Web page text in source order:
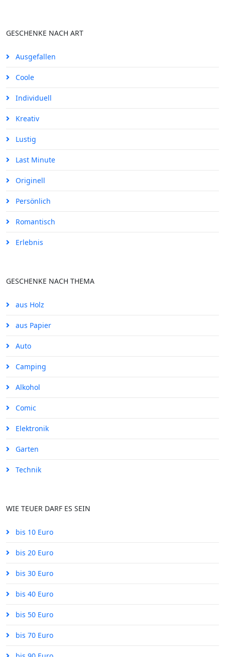
GESCHENKE NACH ART
Ausgefallen
Coole
Individuell
Kreativ
Lustig
Last Minute
Originell
Persönlich
Romantisch
Erlebnis
GESCHENKE NACH THEMA
aus Holz
aus Papier
Auto
Camping
Alkohol
Comic
Elektronik
Garten
Technik
WIE TEUER DARF ES SEIN
bis 10 Euro
bis 20 Euro
bis 30 Euro
bis 40 Euro
bis 50 Euro
bis 70 Euro